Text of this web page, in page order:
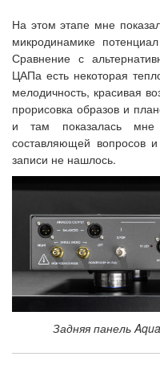
На этом этапе мне
микродинамике
Сравнение с
ЦАПа есть некоторая
мелодичность, красивая
прорисовка образов и
и там показалась
составляющей вопросов
записи не нашлось.
Задняя панель